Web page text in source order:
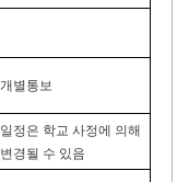
개별통보
일정은 학교 사정에 의해
변경될 수 있음